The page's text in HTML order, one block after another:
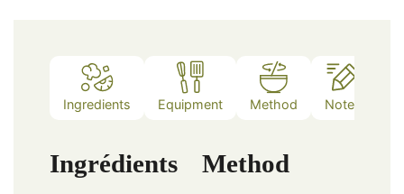
Ingredients Equipment Method Notes
Ingrédients Method